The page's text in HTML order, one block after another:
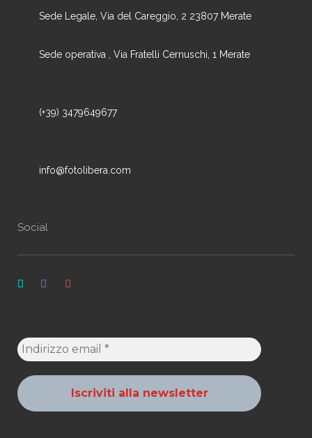
Sede Legale, Via del Careggio, 2 23807 Merate
Sede operativa , Via Fratelli Cernuschi, 1 Merate
(+39) 3479649677
info@fotolibera.com
Social